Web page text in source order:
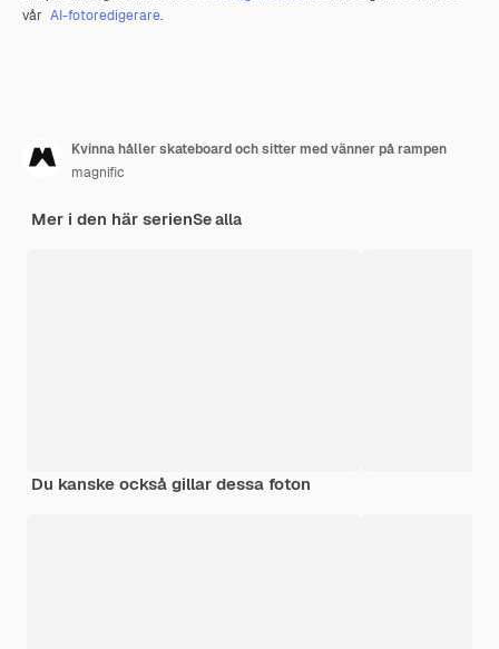
vår AI-fotoredigerare.
Kvinna håller skateboard och sitter med vänner på rampen
magnific
Mer i den här serienSe alla
Du kanske också gillar dessa foton